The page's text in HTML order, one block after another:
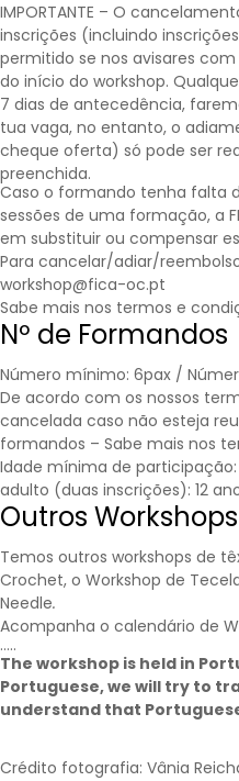
IMPORTANTE – O
inscrições (incluindo
permitido se nos avisares
do início do workshop.
7 dias de antecedência,
tua vaga, no entanto, o
cheque oferta) só pode ser
preenchida.
Caso o formando tenha falta
sessões de uma formação, a
em substituir ou compensar
Para cancelar/adiar/
workshop@fica-oc.pt
Sabe mais nos termos e
Nº de Formandos
Número mínimo: 6pax /
De acordo com os nossos
cancelada caso não esteja
formandos – Sabe mais nos
Idade mínima de
adulto (duas inscrições): 12
Outros Workshops
Temos outros workshops de
Crochet, o Workshop de
Needle.
Acompanha o calendário de
…..
The workshop is held in
Portuguese, we will try to
understand that
Crédito fotografia: Vânia